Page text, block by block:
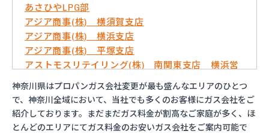
あさひやLPG部
アジア商事(株) 横須賀支店
アジア商事(株) 横浜支店
アジア商事(株) 平塚支店
アストモスリテイリング(株) 南関東支店 横浜営
いずみ屋商店
イワタニ首都圏(株) 横須賀営業所
イワタニ首都圏(株) 横浜支店
神奈川県はプロパンガス会社変更が最も盛んなエリアのひとつ
で、神奈川全域において、当社でも多くのお客様にガス会社をご
紹介しております。まだまだガス料金が割高なご家庭が多く、ほ
とんどのエリアにてガス料金のお安いガス会社をご案内可能で